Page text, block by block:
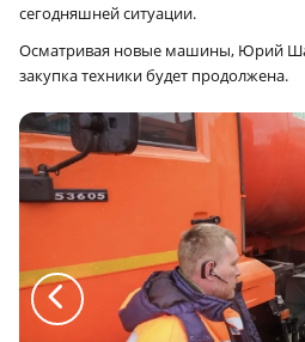
сегодняшней ситуации.
Осматривая новые машины, Юрий
закупка техники будет продолжена.
a